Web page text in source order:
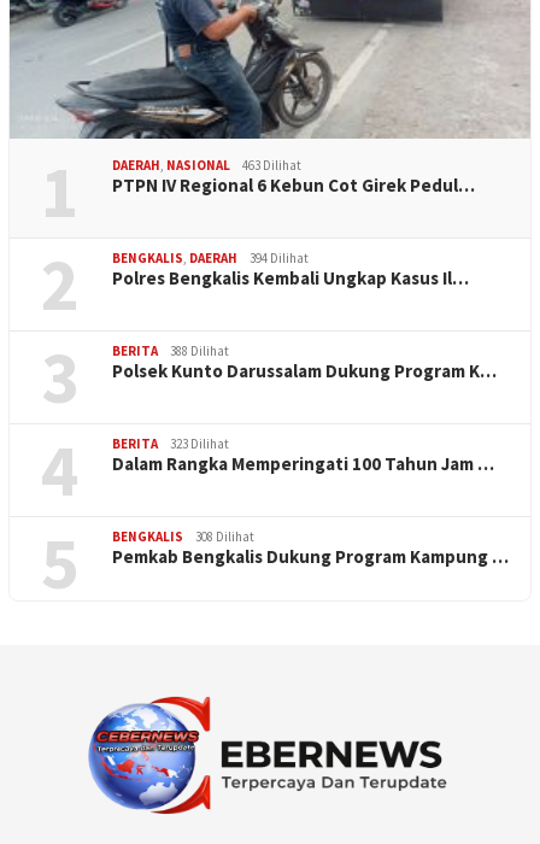
1 DAERAH, NASIONAL 463 Dilihat
PTPN IV Regional 6 Kebun Cot Girek Pedul…
2 BENGKALIS, DAERAH 394 Dilihat
Polres Bengkalis Kembali Ungkap Kasus Il…
3 BERITA 388 Dilihat
Polsek Kunto Darussalam Dukung Program K…
4 BERITA 323 Dilihat
Dalam Rangka Memperingati 100 Tahun Jam …
5 BENGKALIS 308 Dilihat
Pemkab Bengkalis Dukung Program Kampung …